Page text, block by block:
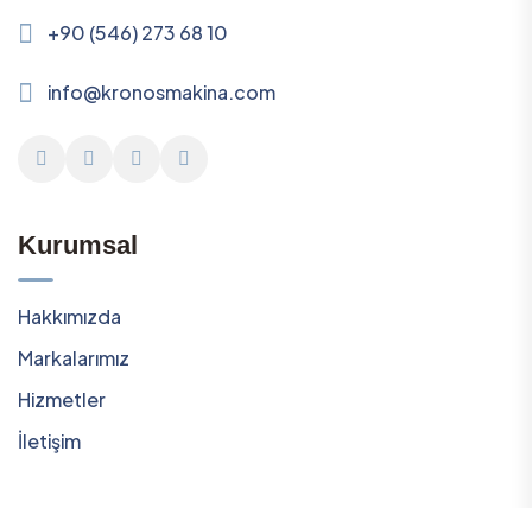
+90 (546) 273 68 10
info@kronosmakina.com
Kurumsal
Hakkımızda
Markalarımız
Hizmetler
İletişim